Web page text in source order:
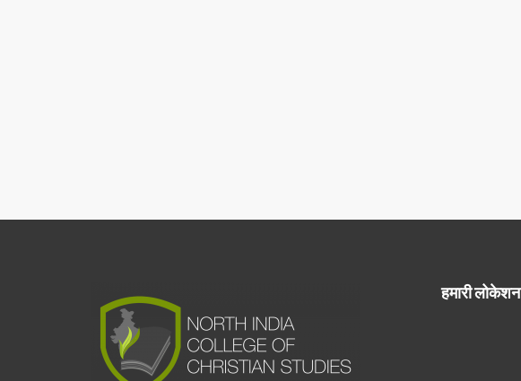
हमारी लोकेशन